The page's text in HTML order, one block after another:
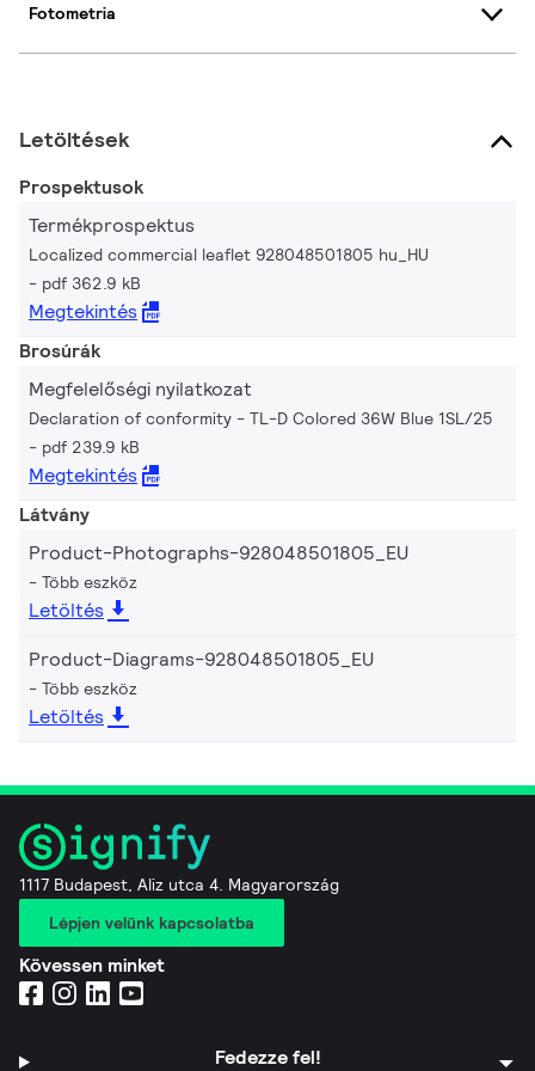
Fotometria
Letöltések
Prospektusok
Termékprospektus
Localized commercial leaflet 928048501805 hu_HU
pdf 362.9 kB
Megtekintés
Brosúrák
Megfelelőségi nyilatkozat
Declaration of conformity - TL-D Colored 36W Blue 1SL/25
pdf 239.9 kB
Megtekintés
Látvány
Product-Photographs-928048501805_EU
Több eszköz
Letöltés
Product-Diagrams-928048501805_EU
Több eszköz
Letöltés
1117 Budapest, Aliz utca 4. Magyarország
Lépjen velünk kapcsolatba
Kövessen minket
Fedezze fel!